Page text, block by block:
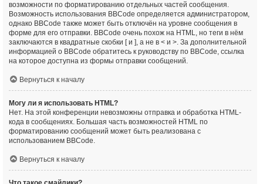
возможности по форматированию отдельных частей сообщения.
Возможность использования BBCode определяется администратором,
однако BBCode также может быть отключён на уровне сообщения в
форме для его отправки. BBCode очень похож на HTML, но теги в нём
заключаются в квадратные скобки [ и ], а не в < и >. За дополнительной
информацией о BBCode обратитесь к руководству по BBCode, ссылка
на которое доступна из формы отправки сообщений.
Вернуться к началу
Могу ли я использовать HTML?
Нет. На этой конференции невозможны отправка и обработка HTML-
кода в сообщениях. Большая часть возможностей HTML по
форматированию сообщений может быть реализована с
использованием BBCode.
Вернуться к началу